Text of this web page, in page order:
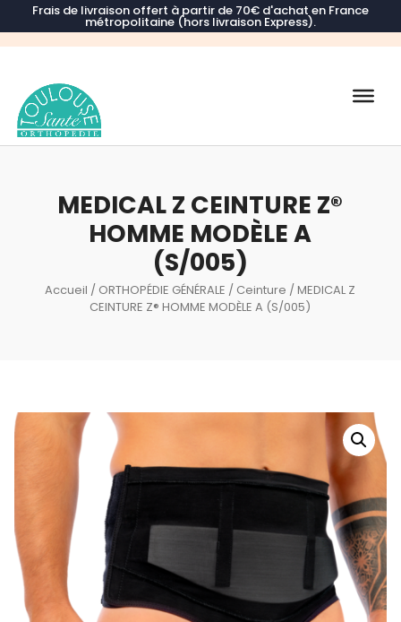
Frais de livraison offert à partir de 70€ d'achat en France
métropolitaine (hors livraison Express).
Recherche
MEDICAL Z CEINTURE Z®
HOMME MODÈLE A
(S/005)
Accueil / ORTHOPÉDIE GÉNÉRALE / Ceinture / MEDICAL Z
CEINTURE Z® HOMME MODÈLE A (S/005)